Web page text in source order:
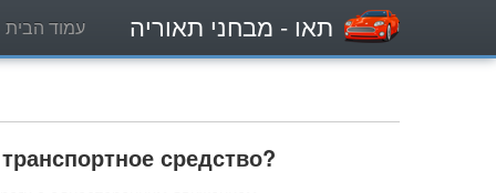
תאו - מבחני תאוריה עמוד הבית
средство?